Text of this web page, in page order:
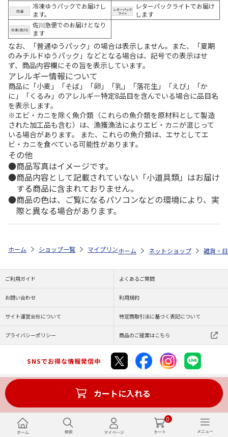
0
冷凍ゆうパックでお届けし
ます。
レターパックライトでお届け
します
佐川急便でのお届けとなり
ます
なお、「普通ゆうパック」の場合は表示しません。また、「夏期
のみチルドゆうパック」などとなる場合は、記号での表示はせ
ず、商品内容欄にその旨を表示しています。
アレルギー情報について
商品に「小麦」「そば」「卵」「乳」「落花生」「えび」「か
に」「くるみ」のアレルギー特定8品目を含んでいる場合に品目名
を表示します。
※エビ・カニを除く魚介類（これらの魚介類を原材料として製造
された加工品も含む）は、漁獲漁法によりエビ・カニが混じって
いる場合があります。 また、これらの魚介類は、エサとしてエ
ビ・カニを食べている可能性があります。
その他
商品写真はイメージです。
商品内容として記載されていない「小道具類」はお届け
する商品に含まれておりません。
商品の色は、ご覧になるパソコンなどの環境により、実
際と異なる場合があります。
カートに入れる
ホーム ショップ一覧 マイプリント ビーンズ迷子札【ボーダー・
ホーム ネットショップ 雑貨・
ご利用ガイド よくあるご質問
お問い合わせ 利用規約
サイト運営会社について 特定商取引法に基づく表記について
プライバシーポリシー 商品のご提案はこちら
SNSでお得な情報発信中